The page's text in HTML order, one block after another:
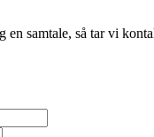
en samtale, så tar vi